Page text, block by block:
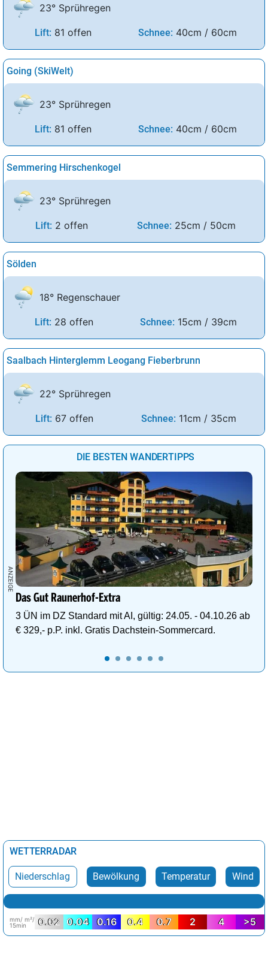
23° Sprühregen
Lift: 81 offen Schnee: 40cm / 60cm
Going (SkiWelt)
23° Sprühregen
Lift: 81 offen Schnee: 40cm / 60cm
Semmering Hirschenkogel
23° Sprühregen
Lift: 2 offen Schnee: 25cm / 50cm
Sölden
18° Regenschauer
Lift: 28 offen Schnee: 15cm / 39cm
Saalbach Hinterglemm Leogang Fieberbrunn
22° Sprühregen
Lift: 67 offen Schnee: 11cm / 35cm
DIE BESTEN WANDERTIPPS
Das Gut Raunerhof-Extra
3 ÜN im DZ Standard mit AI, gültig: 24.05. - 04.10.26 ab
€ 329,- p.P. inkl. Gratis Dachstein-Sommercard.
WETTERRADAR
Niederschlag Bewölkung Temperatur Wind
mm/ m²/
15min
0.02 0.04 0.16 0.4 0.7 2 4 >5